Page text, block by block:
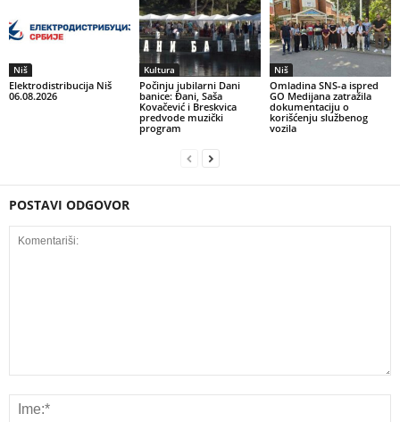
Niš
Elektrodistribucija Niš
06.08.2026
Kultura
Počinju jubilarni Dani
banice: Đani, Saša
Kovačević i Breskvica
predvode muzički
program
Niš
Omladina SNS-a ispred
GO Medijana zatražila
dokumentaciju o
korišćenju službenog
vozila
POSTAVI ODGOVOR